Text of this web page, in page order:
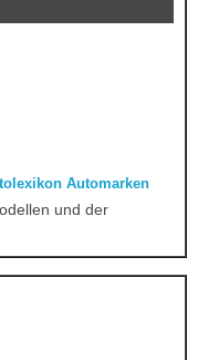
Automarken
und der